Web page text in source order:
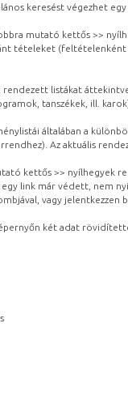
keresést végezhet
mutató kettős >>
tételeket (feltételenként
rendezett listákat
tanszékek, ill.
általában a
Az aktuális
kettős >> nyílhegyek
link már védett, nem
vagy
két adat